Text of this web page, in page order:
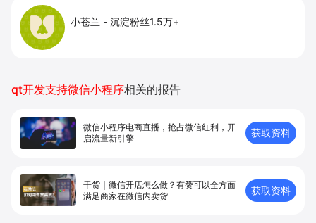
小苍兰 - 沉淀粉丝1.5万+
qt开发支持微信小程序相关的报告
微信小程序电商直播，抢占微信红利，开
启流量新引擎
获取资料
干货｜微信开店怎么做？有赞可以全方面
满足商家在微信内卖货
获取资料